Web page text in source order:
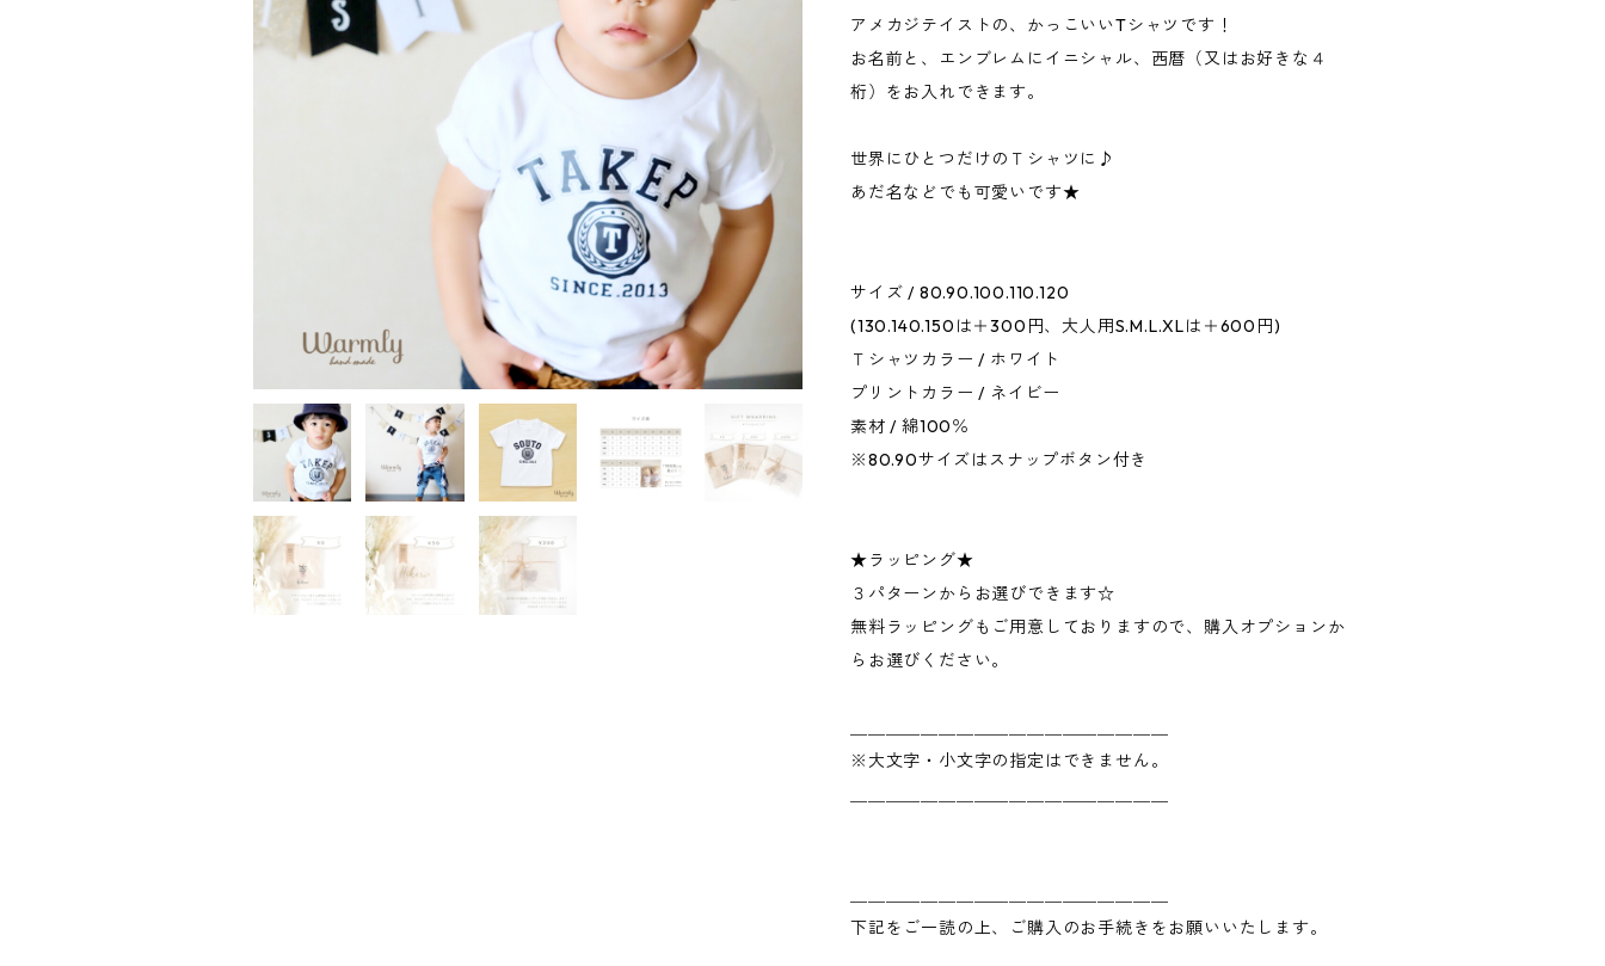
アメカジテイストの、かっこいいTシャツです！
お名前と、エンブレムにイニシャル、西暦（又はお好きな４
桁）をお入れできます。
世界にひとつだけのＴシャツに♪
あだ名などでも可愛いです★
サイズ / 80.90.100.110.120
(130.140.150は＋300円、大人用S.M.L.XLは＋600円)
Ｔシャツカラー / ホワイト
プリントカラー / ネイビー
素材 / 綿100％
※80.90サイズはスナップボタン付き
★ラッピング★
３パターンからお選びできます☆
無料ラッピングもご用意しておりますので、購入オプションか
らお選びください。
※大文字・小文字の指定はできません。
下記をご一読の上、ご購入のお手続きをお願いいたします。